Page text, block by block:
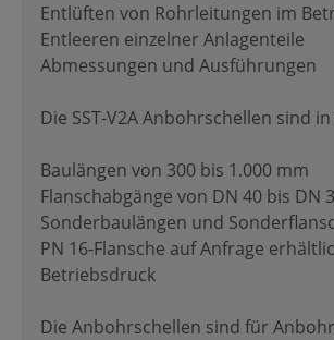
Entlüften von Rohrleitungen im
Entleeren einzelner Anlagenteile
Abmessungen und Ausführungen
Die SST-V2A Anbohrschellen sind
Baulängen von 300 bis 1.000 mm
Flanschabgänge von DN 40 bis DN
Sonderbaulängen und
PN 16-Flansche auf Anfrage
Betriebsdruck
Die Anbohrschellen sind für